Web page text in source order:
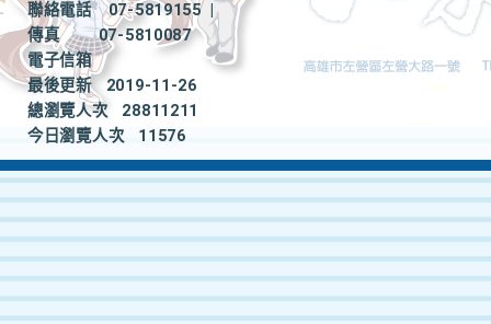
聯絡電話
07-5819155
|
傳真
07-5810087
電子信箱
最後更新
2019-11-26
總瀏覽人次
28811211
今日瀏覽人次
11576